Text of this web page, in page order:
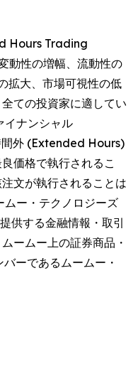
Hours Trading
動性の増幅、流動性の
拡大、市場可視性の低
ての投資家に適してい
イナンシャル
外 (Extended Hours)
価格で執行されるこ
文が執行されることは
ムー・テクノロジーズ
供する金融情報・取引
ームー上の証券商品・
ーであるムームー・